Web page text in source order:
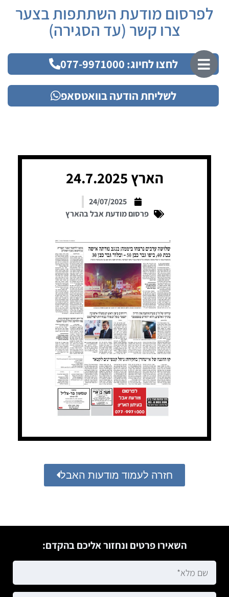
לפרסום מודעת השתתפות בצער
צרו קשר (עד הסגירה)
לחצו לחיוג: 077-9971000
לשליחת הודעה בוואטסאפ
הארץ 24.7.2025
24/07/2025
פרסום מודעת אבל בהארץ
חזרה לעמוד מודעות האבל
השאירו פרטים ונחזור אליכם בהקדם: